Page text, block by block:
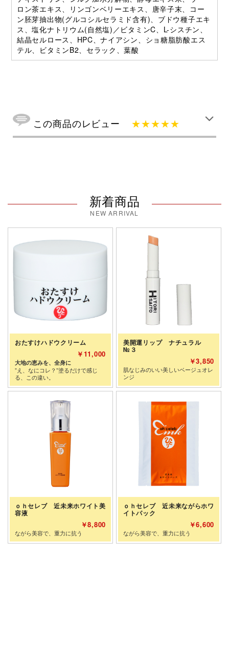
ロン茶エキス、リンゴンベリーエキス、唐辛子末、コー
ン胚芽抽出物(グルコシルセラミド含有)、ブドウ種子エキ
ス、塩化ナトリウム(自然塩)／ビタミンC、L-シスチン、
結晶セルロース、HPC、ナイアシン、ショ糖脂肪酸エス
テル、ビタミンB2、セラック、葉酸
この商品のレビュー ★★★★★
新着商品
NEW ARRIVAL
おたすけハドウクリーム
￥11,000
大地の恵みを、全身に
”え、なにコレ？”塗るだけで感じ
る、この違い。
美開運リップ ナチュラル
№３
￥3,850
肌なじみのいい美しいベージュオレ
ンジ
ｏｈセレブ 近未来ホワイト美
容液
￥8,800
ながら美容で、重力に抗う
ｏｈセレブ 近未来ながらホワ
イトパック
￥6,600
ながら美容で、重力に抗う